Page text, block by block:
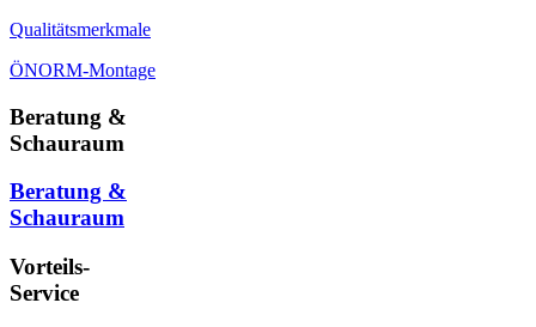
Qualitätsmerkmale
ÖNORM-Montage
Beratung &
Schauraum
Beratung &
Schauraum
Vorteils-
Service